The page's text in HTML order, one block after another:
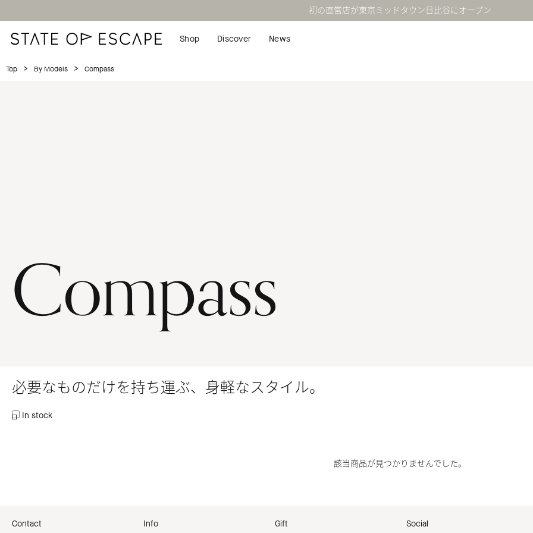
初の直営店が東京ミッドタウン日比谷にオープン
Shop Discover News
Top > By Models > Compass
Compass
必要なものだけを持ち運ぶ、身軽なスタイル。
In stock
該当商品が見つかりませんでした。
Contact Info Gift Social